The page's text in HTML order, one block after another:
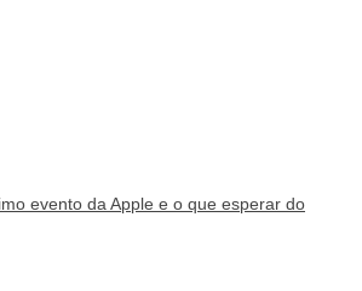
evento da Apple e o que esperar do